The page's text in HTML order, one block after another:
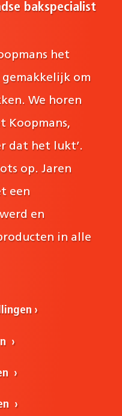
bakspecialist
het
gemakkelijk om
We horen
Koopmans,
dat het lukt’.
op. Jaren
een
en
in alle